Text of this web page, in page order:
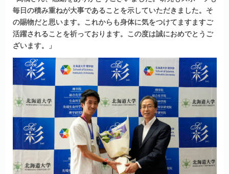
毎日の積み重ねが大事であることを示していただきました。そ
の賜物だと思います。これからも身体に気をつけてますますご
活躍されることを祈っております。この度は誠におめでとうご
ざいます。」